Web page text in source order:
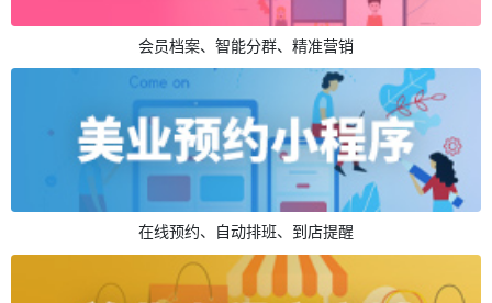
会员档案、智能分群、精准营销
在线预约、自动排班、到店提醒